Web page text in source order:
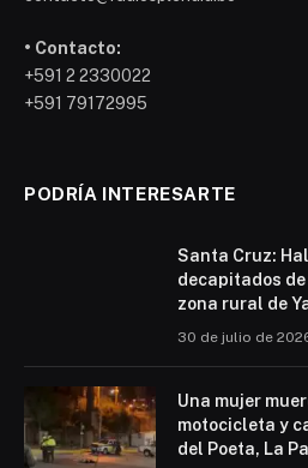
• Contacto:
+591 2 2330022
+591 79172995
PODRÍA INTERESARTE
Santa Cruz:
decapitados de
zona rural de
30 de julio de
Una mujer
motocicleta y
del Poeta, La